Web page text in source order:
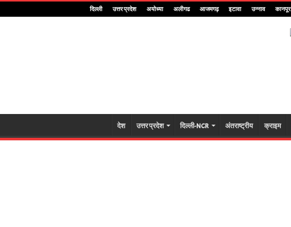
दिल्ली उत्तर प्रदेश अयोध्या अलीगढ आजमगढ़ इटावा उन्नाव कानपूर
देश उत्तर प्रदेश दिल्ली-NCR अंतराष्ट्रीय क्राइम